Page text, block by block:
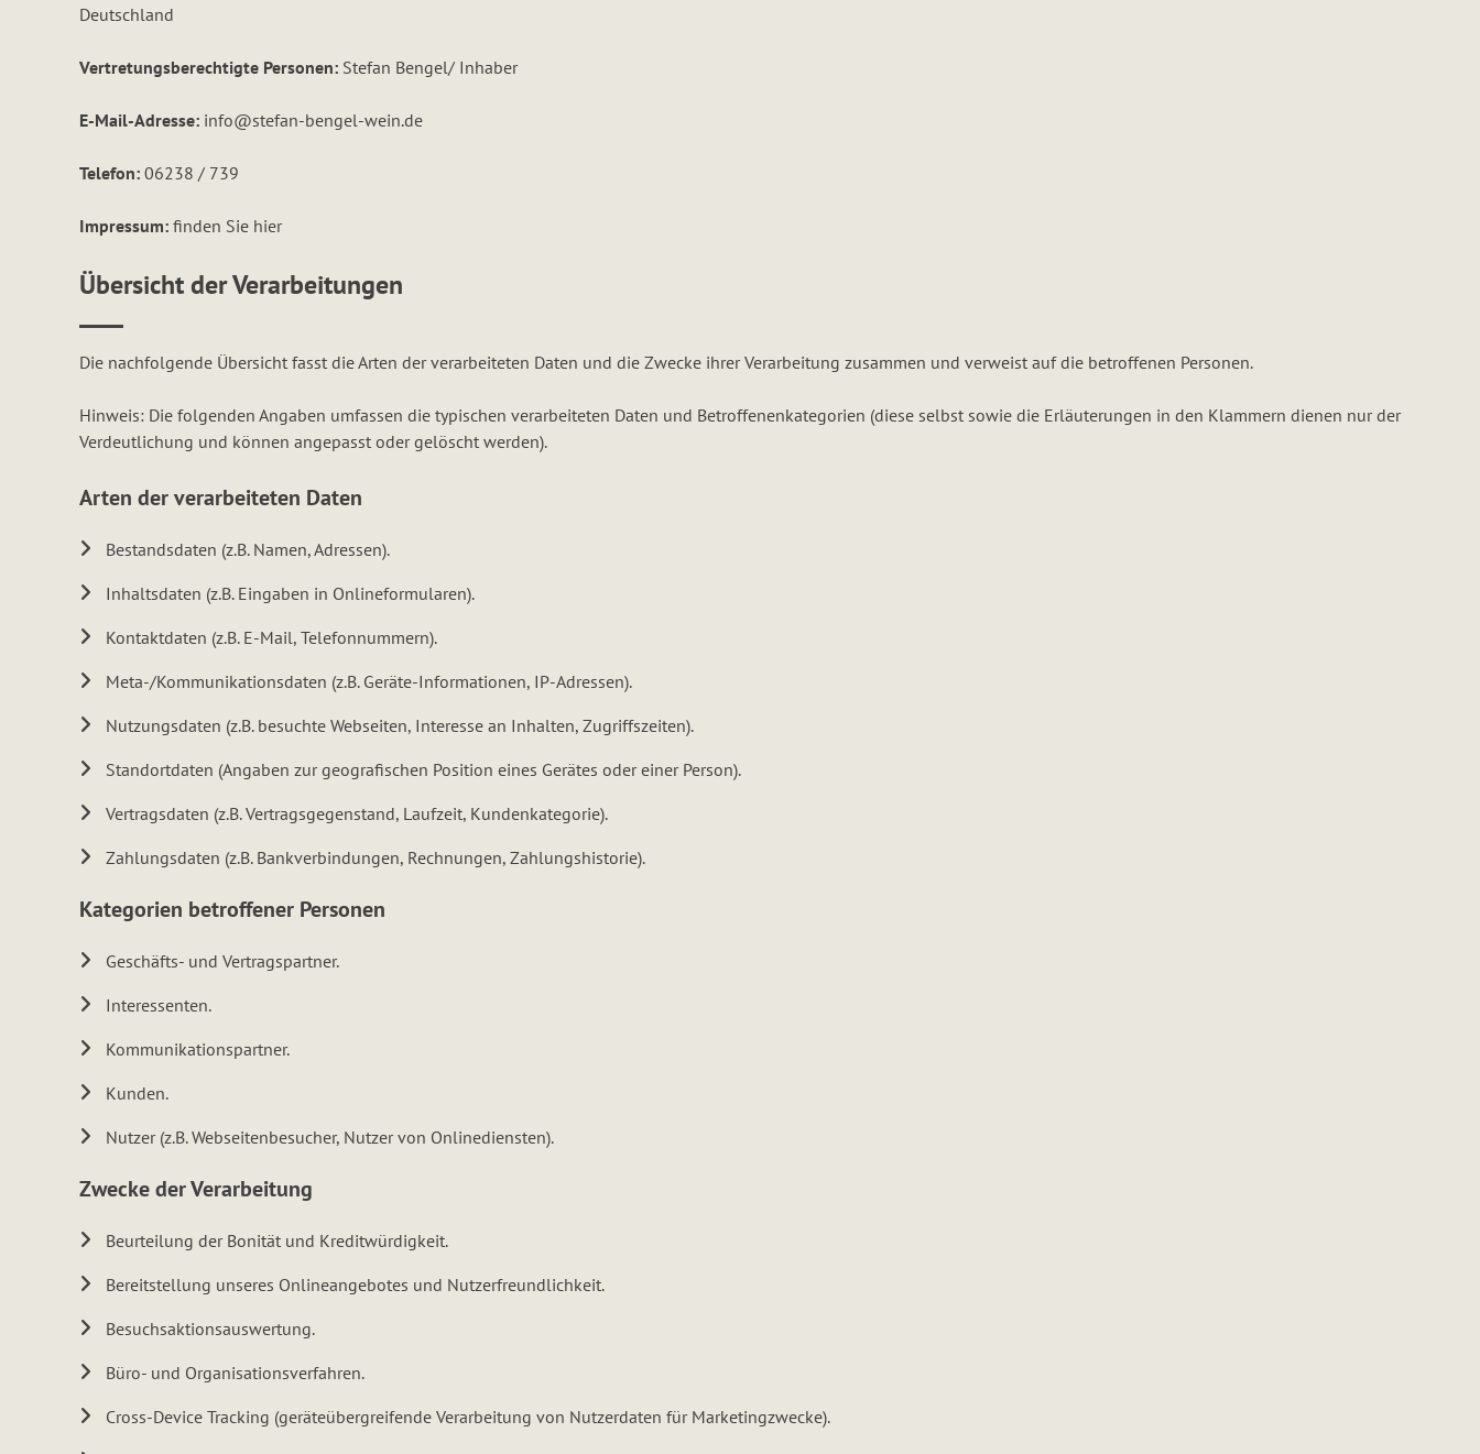
Deutschland
Vertretungsberechtigte Personen:Stefan Bengel/ Inhaber
E-Mail-Adresse:info@stefan-bengel-wein.de
Telefon:06238 / 739
Impressum:finden Sie hier
Übersicht der Verarbeitungen
Die nachfolgende Übersicht fasst die Arten der verarbeiteten Daten und die Zwecke ihrer Verarbeitung zusammen und verweist auf die betroffenen Personen.
Hinweis: Die folgenden Angaben umfassen die typischen verarbeiteten Daten und Betroffenenkategorien (diese selbst sowie die Erläuterungen in den Klammern dienen nur der
Verdeutlichung und können angepasst oder gelöscht werden).
Arten der verarbeiteten Daten
Bestandsdaten (z.B. Namen, Adressen).
Inhaltsdaten (z.B. Eingaben in Onlineformularen).
Kontaktdaten (z.B. E-Mail, Telefonnummern).
Meta-/Kommunikationsdaten (z.B. Geräte-Informationen, IP-Adressen).
Nutzungsdaten (z.B. besuchte Webseiten, Interesse an Inhalten, Zugriffszeiten).
Standortdaten (Angaben zur geografischen Position eines Gerätes oder einer Person).
Vertragsdaten (z.B. Vertragsgegenstand, Laufzeit, Kundenkategorie).
Zahlungsdaten (z.B. Bankverbindungen, Rechnungen, Zahlungshistorie).
Kategorien betroffener Personen
Geschäfts- und Vertragspartner.
Interessenten.
Kommunikationspartner.
Kunden.
Nutzer (z.B. Webseitenbesucher, Nutzer von Onlinediensten).
Zwecke der Verarbeitung
Beurteilung der Bonität und Kreditwürdigkeit.
Bereitstellung unseres Onlineangebotes und Nutzerfreundlichkeit.
Besuchsaktionsauswertung.
Büro- und Organisationsverfahren.
Cross-Device Tracking (geräteübergreifende Verarbeitung von Nutzerdaten für Marketingzwecke).